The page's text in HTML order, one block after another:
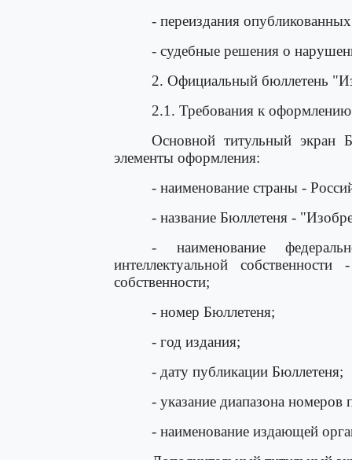
- переиздания
- судебные решения о
2. Официальный бюллетень
2.1. Требования к
Основной титульный экран
элементы оформления:
- наименование страны -
- название Бюллетеня -
- наименование
интеллектуальной
собственности;
- номер Бюллетеня;
- год издания;
- дату публикации Бюллетеня;
- указание диапазона
- наименование издающей